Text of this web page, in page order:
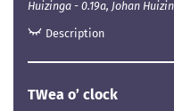
Huizinga - 0.19a, Johan
Description
TWea o’ clock